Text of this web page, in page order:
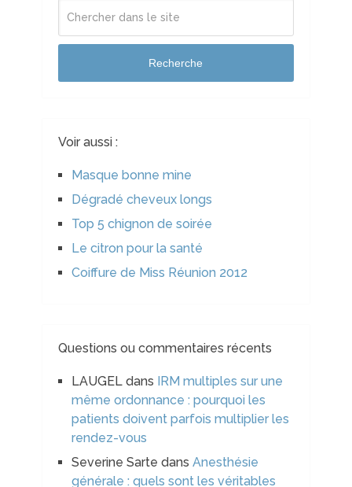
Recherche
Voir aussi :
Masque bonne mine
Dégradé cheveux longs
Top 5 chignon de soirée
Le citron pour la santé
Coiffure de Miss Réunion 2012
Questions ou commentaires récents
LAUGELdans IRM multiples sur une
même ordonnance : pourquoi les
patients doivent parfois multiplier les
rendez-vous
Severine Sarte dans Anesthésie
générale : quels sont les véritables